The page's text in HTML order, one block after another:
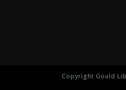
Copyright Gould